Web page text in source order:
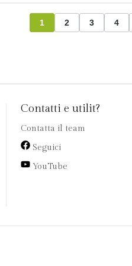
1 2 3 4
Contatti e utilit?
Contatta il team
Seguici
YouTube